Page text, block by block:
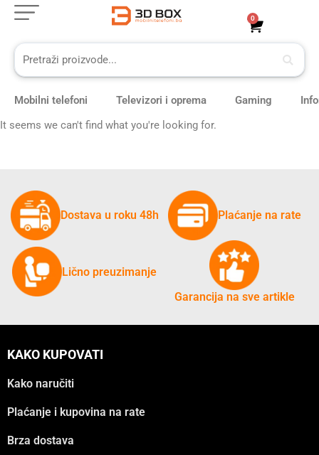
Skip
content
0
Cart
Mobilni telefoni Televizori i oprema Gaming
It seems we can't find what you're looking for.
Dostava u roku 48h Plaćanje na rate
Lično preuzimanje
Garancija na sve artikle
KAKO KUPOVATI
Kako naručiti
Plaćanje i kupovina na rate
Brza dostava